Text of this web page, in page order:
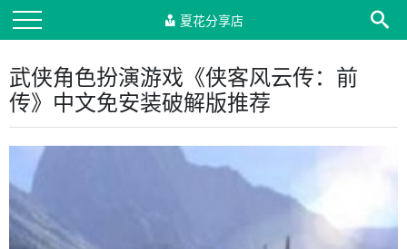
夏花分享店
武侠角色扮演游戏《侠客风云传：前
传》中文免安装破解版推荐